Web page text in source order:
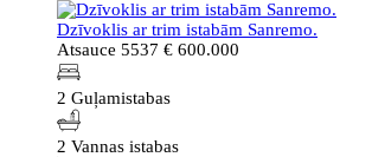
Dzīvoklis ar trim istabām Sanremo.
Atsauce 5537 € 600.000
2 Guļamistabas
2 Vannas istabas